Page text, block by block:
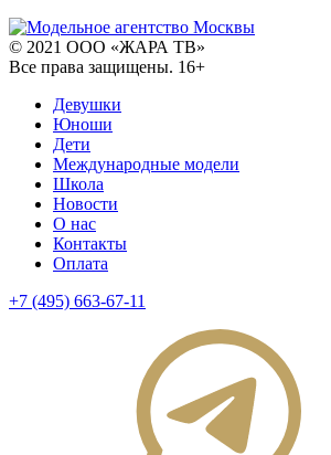
© 2021 ООО «ЖАРА ТВ»
Все права защищены. 16+
Девушки
Юноши
Дети
Международные модели
Школа
Новости
О нас
Контакты
Оплата
+7 (495) 663-67-11